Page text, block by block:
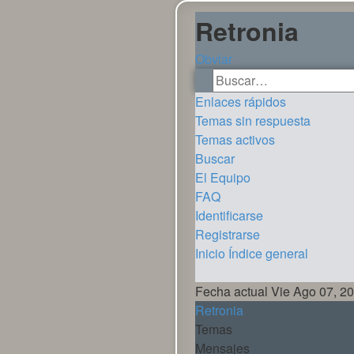
Retronia
Obviar
Buscar
Búsqueda avanzada
Enlaces rápidos
Temas sin respuesta
Temas activos
Buscar
El Equipo
FAQ
Identificarse
Registrarse
Inicio Índice general
Fecha actual Vie Ago 07,
Retronia
Temas
Mensajes